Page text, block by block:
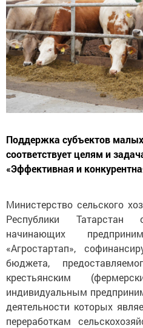
Поддержка субъектов
соответствует целям и
«Эффективная и
Министерство сельского
Республики
начинающих
«Агростартап»,
бюджета,
крестьянским
индивидуальным
деятельности которых
переработкам